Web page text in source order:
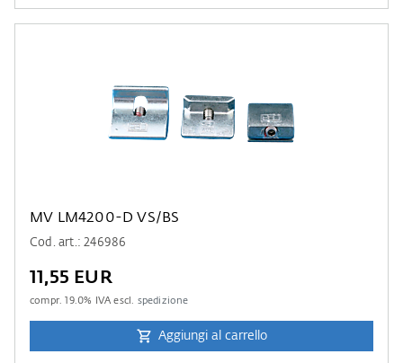
MV LM4200-D VS/BS
Cod. art.: 246986
11,55 EUR
compr.19.0% IVA escl. spedizione
Aggiungi al carrello